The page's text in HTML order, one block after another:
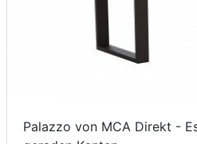
Palazzo von MCA Direkt -